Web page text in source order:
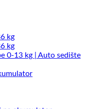
kg
kg
0-13 kg | Auto sedište